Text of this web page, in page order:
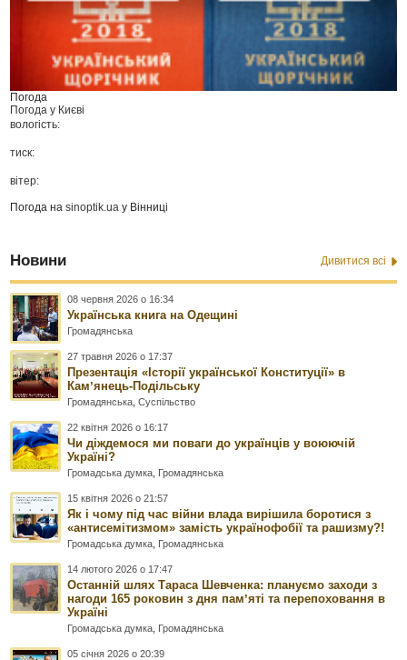
Погода
Погода у Києві
вологість:
тиск:
вітер:
Погода наsinoptik.ua у Вінниці
Новини Дивитися всі
08 червня 2026 о 16:34
Українська книга на Одещині
Громадянська
27 травня 2026 о 17:37
Презентація «Історії української Конституції» в
Камʼянець-Подільську
Громадянська ,Суспільство
22 квітня 2026 о 16:17
Чи діждемося ми поваги до українців у воюючій
Україні?
Громадська думка Громадянська
15 квітня 2026 о 21:57
Як і чому під час війни влада вирішила боротися з
«антисемітизмом» замість українофобії та рашизму?!
Громадська думка Громадянська
14 лютого 2026 о 17:47
Останній шлях Тараса Шевченка: плануємо заходи з
нагоди 165 роковин з дня памʼяті та перепоховання в
Україні
Громадська думка Громадянська
05 січня 2026 о 20:39